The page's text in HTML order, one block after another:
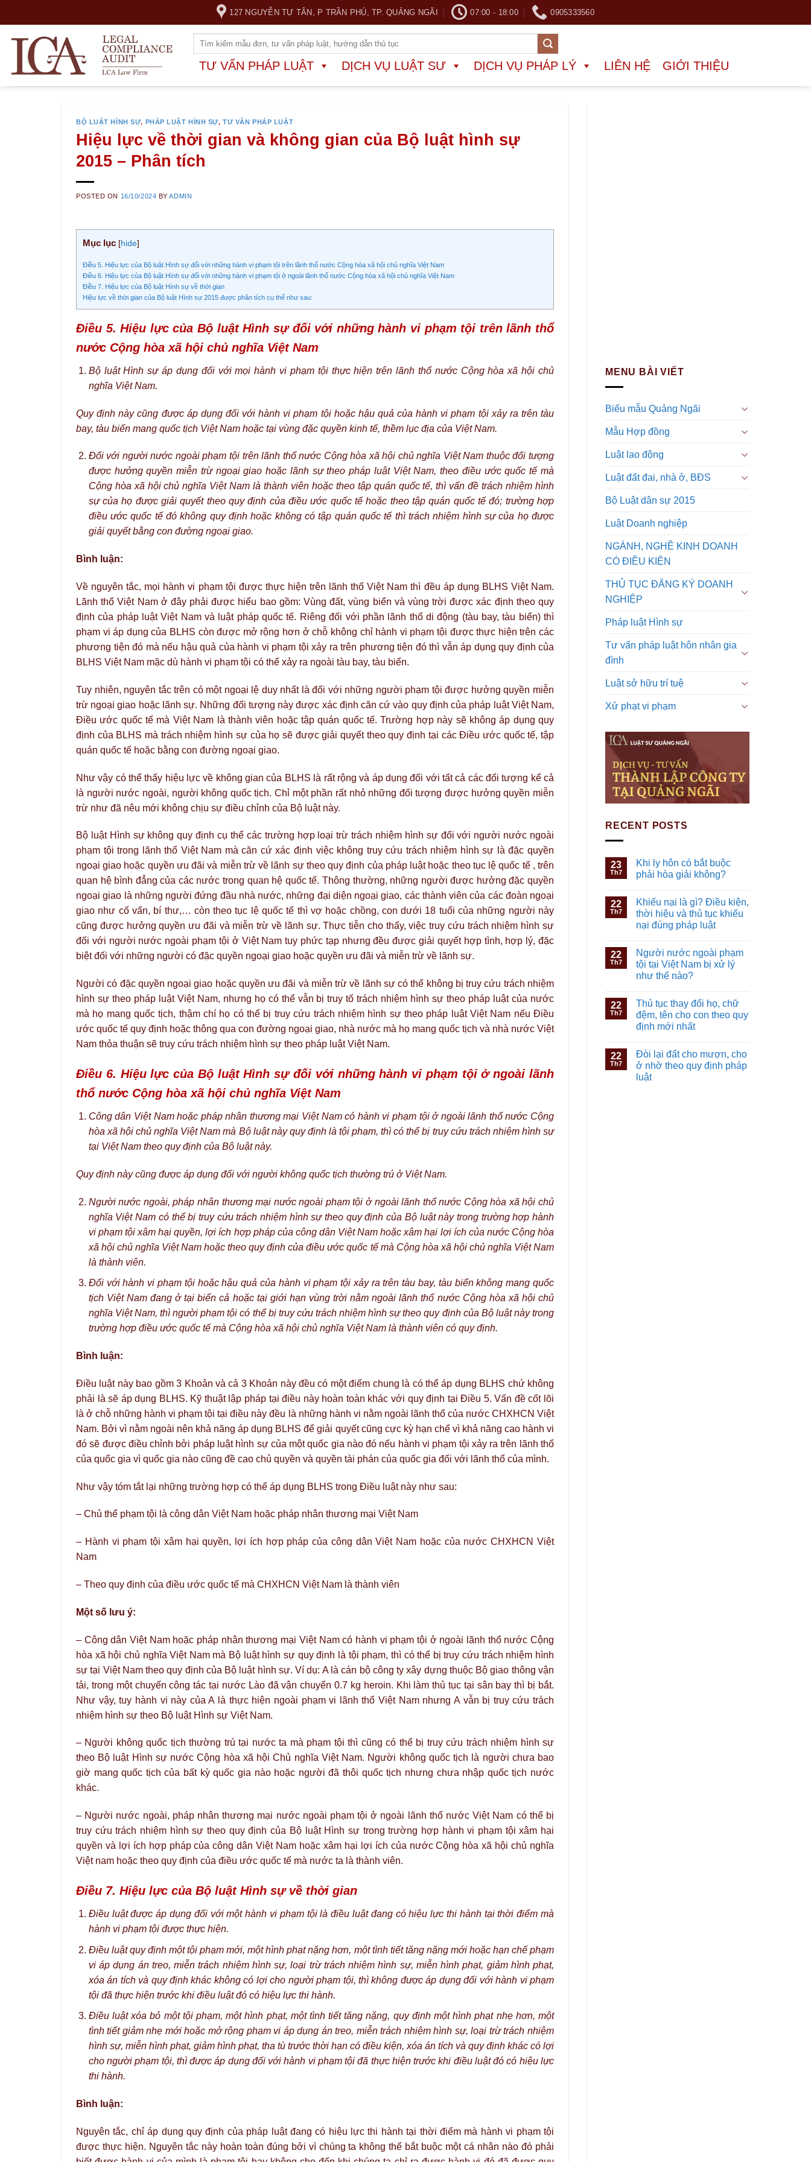
content
127 NGUYỄN TỰ TÂN, P TRẦN PHÚ, TP. QUẢNG NGÃI 07:00 - 18:00 0905333560
TƯ VẤN PHÁP LUẬT DỊCH VỤ LUẬT SƯ DỊCH VỤ PHÁP LÝ LIÊN HỆ GIỚI THIỆU
BỘ LUẬT HÌNH SỰ, PHÁP LUẬT HÌNH SỰ,TƯ VẤN PHÁP LUẬT
Hiệu lực về thời gian và không gian của Bộ luật hình sự
2015 – Phân tích
POSTED ON 16/10/2024 BYADMIN
Mục lục [hide]
Điều 5. Hiệu lực của Bộ luật Hình sự đối với những hành vi phạm tội trên lãnh thổ nước Cộng hòa xã hội chủ nghĩa Việt Nam
Điều 6. Hiệu lực của Bộ luật Hình sự đối với những hành vi phạm tội ở ngoài lãnh thổ nước Cộng hòa xã hội chủ nghĩa Việt Nam
Điều 7. Hiệu lực của Bộ luật Hình sự về thời gian
Hiệu lực về thời gian của Bộ luật Hình sự 2015 được phân tích cụ thể như sau:
Điều 5. Hiệu lực của Bộ luật Hình sự đối với những hành vi phạm tội trên lãnh thổ
nước Cộng hòa xã hội chủ nghĩa Việt Nam
Bộ luật Hình sự áp dụng đối với mọi hành vi phạm tội thực hiện trên lãnh thổ nước Cộng hòa xã hội chủ
nghĩa Việt Nam.
Quy định này cũng được áp dụng đối với hành vi phạm tội hoặc hậu quả của hành vi phạm tội xảy ra trên tàu
bay, tàu biển mang quốc tịch Việt Nam hoặc tại vùng đặc quyền kinh tế, thềm lục địa của Việt Nam.
Đối với người nước ngoài phạm tội trên lãnh thổ nước Cộng hòa xã hội chủ nghĩa Việt Nam thuộc đối tượng
được hưởng quyền miễn trừ ngoại giao hoặc lãnh sự theo pháp luật Việt Nam, theo điều ước quốc tế mà
Cộng hòa xã hội chủ nghĩa Việt Nam là thành viên hoặc theo tập quán quốc tế, thì vấn đề trách nhiệm hình
sự của họ được giải quyết theo quy định của điều ước quốc tế hoặc theo tập quán quốc tế đó; trường hợp
điều ước quốc tế đó không quy định hoặc không có tập quán quốc tế thì trách nhiệm hình sự của họ được
giải quyết bằng con đường ngoại giao.
Bình luận:
Về nguyên tắc, mọi hành vi phạm tội được thực hiện trên lãnh thổ Việt Nam thì đều áp dụng BLHS Việt Nam.
Lãnh thổ Việt Nam ở đây phải được hiểu bao gồm: Vùng đất, vùng biển và vùng trời được xác định theo quy
định của pháp luật Việt Nam và luật pháp quốc tế. Riêng đối với phần lãnh thổ di động (tàu bay, tàu biển) thì
phạm vi áp dụng của BLHS còn được mở rộng hơn ở chỗ không chỉ hành vi phạm tội được thực hiện trên các
phương tiện đó mà nếu hậu quả của hành vi phạm tội xảy ra trên phương tiện đó thì vẫn áp dụng quy định của
BLHS Việt Nam mặc dù hành vi phạm tội có thể xảy ra ngoài tàu bay, tàu biển.
Tuy nhiên, nguyên tắc trên có một ngoại lệ duy nhất là đối với những người phạm tội được hưởng quyền miễn
trừ ngoại giao hoặc lãnh sự. Những đối tượng này được xác định căn cứ vào quy định của pháp luật Việt Nam,
Điều ước quốc tế mà Việt Nam là thành viên hoặc tập quán quốc tế. Trường hợp này sẽ không áp dụng quy
định của BLHS mà trách nhiệm hình sự của họ sẽ được giải quyết theo quy định tại các Điều ước quốc tế, tập
quán quốc tế hoặc bằng con đường ngoại giao.
Như vậy có thể thấy hiệu lực về không gian của BLHS là rất rộng và áp dụng đối với tất cả các đối tượng kể cả
là người nước ngoài, người không quốc tịch. Chỉ một phần rất nhỏ những đối tượng được hưởng quyền miễn
trừ như đã nêu mới không chịu sự điều chỉnh của Bộ luật này.
Bộ luật Hình sự không quy định cụ thể các trường hợp loại trừ trách nhiệm hình sự đối với người nước ngoài
phạm tội trong lãnh thổ Việt Nam mà căn cứ xác định việc không truy cứu trách nhiệm hình sự là đặc quyền
ngoại giao hoặc quyền ưu đãi và miễn trừ về lãnh sự theo quy định của pháp luật hoặc theo tục lệ quốc tế , trên
quan hệ bình đẳng của các nước trong quan hệ quốc tế. Thông thường, những người được hưởng đặc quyền
ngoại giao là những người đứng đầu nhà nước, những đại diện ngoại giao, các thành viên của các đoàn ngoại
giao như cố vấn, bí thư,… còn theo tục lệ quốc tế thì vợ hoặc chồng, con dưới 18 tuổi của những người này
cũng được hưởng quyền ưu đãi và miễn trừ về lãnh sự. Thực tiễn cho thấy, việc truy cứu trách nhiệm hình sự
đối với người nước ngoài phạm tội ở Việt Nam tuy phức tạp nhưng đều được giải quyết hợp tình, hợp lý, đặc
biệt đối với những người có đặc quyền ngoại giao hoặc quyền ưu đãi và miễn trừ về lãnh sự.
Người có đặc quyền ngoại giao hoặc quyền ưu đãi và miễn trừ về lãnh sự có thể không bị truy cứu trách nhiệm
hình sự theo pháp luật Việt Nam, nhưng họ có thể vẫn bị truy tố trách nhiệm hình sự theo pháp luật của nước
mà họ mang quốc tịch, thậm chí họ có thể bị truy cứu trách nhiệm hình sự theo pháp luật Việt Nam nếu Điều
ước quốc tế quy định hoặc thông qua con đường ngoại giao, nhà nước mà họ mang quốc tịch và nhà nước Việt
Nam thỏa thuận sẽ truy cứu trách nhiệm hình sự theo pháp luật Việt Nam.
Điều 6. Hiệu lực của Bộ luật Hình sự đối với những hành vi phạm tội ở ngoài lãnh
thổ nước Cộng hòa xã hội chủ nghĩa Việt Nam
Công dân Việt Nam hoặc pháp nhân thương mại Việt Nam có hành vi phạm tội ở ngoài lãnh thổ nước Cộng
hòa xã hội chủ nghĩa Việt Nam mà Bộ luật này quy định là tội phạm, thì có thể bị truy cứu trách nhiệm hình sự
tại Việt Nam theo quy định của Bộ luật này.
Quy định này cũng được áp dụng đối với người không quốc tịch thường trú ở Việt Nam.
Người nước ngoài, pháp nhân thương mại nước ngoài phạm tội ở ngoài lãnh thổ nước Cộng hòa xã hội chủ
nghĩa Việt Nam có thể bị truy cứu trách nhiệm hình sự theo quy định của Bộ luật này trong trường hợp hành
vi phạm tội xâm hại quyền, lợi ích hợp pháp của công dân Việt Nam hoặc xâm hại lợi ích của nước Cộng hòa
xã hội chủ nghĩa Việt Nam hoặc theo quy định của điều ước quốc tế mà Cộng hòa xã hội chủ nghĩa Việt Nam
là thành viên.
Đối với hành vi phạm tội hoặc hậu quả của hành vi phạm tội xảy ra trên tàu bay, tàu biển không mang quốc
tịch Việt Nam đang ở tại biển cả hoặc tại giới hạn vùng trời nằm ngoài lãnh thổ nước Cộng hòa xã hội chủ
nghĩa Việt Nam, thì người phạm tội có thể bị truy cứu trách nhiệm hình sự theo quy định của Bộ luật này trong
trường hợp điều ước quốc tế mà Cộng hòa xã hội chủ nghĩa Việt Nam là thành viên có quy định.
Bình luận:
Điều luật này bao gồm 3 Khoản và cả 3 Khoản này đều có một điểm chung là có thể áp dụng BLHS chứ không
phải là sẽ áp dụng BLHS. Kỹ thuật lập pháp tại điều này hoàn toàn khác với quy định tại Điều 5. Vấn đề cốt lõi
là ở chỗ những hành vi phạm tội tại điều này đều là những hành vi nằm ngoài lãnh thổ của nước CHXHCN Việt
Nam. Bởi vì nằm ngoài nên khả năng áp dụng BLHS để giải quyết cũng cực kỳ hạn chế vì khả năng cao hành vi
đó sẽ được điều chỉnh bởi pháp luật hình sự của một quốc gia nào đó nếu hành vi phạm tội xảy ra trên lãnh thổ
của quốc gia vì quốc gia nào cũng đề cao chủ quyền và quyền tài phán của quốc gia đối với lãnh thổ của mình.
Như vậy tóm tắt lại những trường hợp có thể áp dụng BLHS trong Điều luật này như sau:
– Chủ thể phạm tội là công dân Việt Nam hoặc pháp nhân thương mại Việt Nam
– Hành vi phạm tội xâm hại quyền, lợi ích hợp pháp của công dân Việt Nam hoặc của nước CHXHCN Việt
Nam
– Theo quy định của điều ước quốc tế mà CHXHCN Việt Nam là thành viên
Một số lưu ý:
– Công dân Việt Nam hoặc pháp nhân thương mại Việt Nam có hành vi phạm tội ở ngoài lãnh thổ nước Cộng
hòa xã hội chủ nghĩa Việt Nam mà Bộ luật hình sự quy định là tội phạm, thì có thể bị truy cứu trách nhiệm hình
sự tại Việt Nam theo quy định của Bộ luật hình sự. Ví dụ: A là cán bộ công ty xây dựng thuộc Bộ giao thông vận
tải, trong một chuyến công tác tại nước Lào đã vận chuyển 0.7 kg heroin. Khi làm thủ tục tại sân bay thì bị bắt.
Như vậy, tuy hành vi này của A là thực hiện ngoài phạm vi lãnh thổ Việt Nam nhưng A vẫn bị truy cứu trách
nhiệm hình sự theo Bộ luật Hình sự Việt Nam.
– Người không quốc tịch thường trú tại nước ta mà phạm tội thì cũng có thể bị truy cứu trách nhiệm hình sự
theo Bộ luật Hình sự nước Cộng hòa xã hội Chủ nghĩa Việt Nam. Người không quốc tịch là người chưa bao
giờ mang quốc tịch của bất kỳ quốc gia nào hoặc người đã thôi quốc tịch nhưng chưa nhập quốc tịch nước
khác.
– Người nước ngoài, pháp nhân thương mại nước ngoài phạm tội ở ngoài lãnh thổ nước Việt Nam có thể bị
truy cứu trách nhiệm hình sự theo quy định của Bộ luật Hình sự trong trường hợp hành vi phạm tội xâm hại
quyền và lợi ích hợp pháp của công dân Việt Nam hoặc xâm hại lợi ích của nước Cộng hòa xã hội chủ nghĩa
Việt nam hoặc theo quy định của điều ước quốc tế mà nước ta là thành viên.
Điều 7. Hiệu lực của Bộ luật Hình sự về thời gian
Điều luật được áp dụng đối với một hành vi phạm tội là điều luật đang có hiệu lực thi hành tại thời điểm mà
hành vi phạm tội được thực hiện.
Điều luật quy định một tội phạm mới, một hình phạt nặng hơn, một tình tiết tăng nặng mới hoặc hạn chế phạm
vi áp dụng án treo, miễn trách nhiệm hình sự, loại trừ trách nhiệm hình sự, miễn hình phạt, giảm hình phạt,
xóa án tích và quy định khác không có lợi cho người phạm tội, thì không được áp dụng đối với hành vi phạm
tội đã thực hiện trước khi điều luật đó có hiệu lực thi hành.
Điều luật xóa bỏ một tội phạm, một hình phạt, một tình tiết tăng nặng, quy định một hình phạt nhẹ hơn, một
tình tiết giảm nhẹ mới hoặc mở rộng phạm vi áp dụng án treo, miễn trách nhiệm hình sự, loại trừ trách nhiệm
hình sự, miễn hình phạt, giảm hình phạt, tha tù trước thời hạn có điều kiện, xóa án tích và quy định khác có lợi
cho người phạm tội, thì được áp dụng đối với hành vi phạm tội đã thực hiện trước khi điều luật đó có hiệu lực
thi hành.
Bình luận:
Nguyên tắc, chỉ áp dụng quy định của pháp luật đang có hiệu lực thi hành tại thời điểm mà hành vi phạm tội
được thực hiện. Nguyên tắc này hoàn toàn đúng bởi vì chúng ta không thể bắt buộc một cá nhân nào đó phải
MENU BÀI VIẾT
Biểu mẫu Quảng Ngãi
Mẫu Hợp đồng
Luật lao động
Luật đất đai, nhà ở, BĐS
Bộ Luật dân sự 2015
Luật Doanh nghiệp
NGÀNH, NGHỀ KINH DOANH
CÓ ĐIỀU KIỆN
THỦ TỤC ĐĂNG KÝ DOANH
NGHIỆP
Pháp luật Hình sự
Tư vấn pháp luật hôn nhân gia
đình
Luật sở hữu trí tuệ
Xử phạt vi phạm
RECENT POSTS
23
Th7
Khi ly hôn có bắt buộc
phải hòa giải không?
22
Th7
Khiếu nại là gì? Điều kiện,
thời hiệu và thủ tục khiếu
nại đúng pháp luật
22
Th7
Người nước ngoài phạm
tội tại Việt Nam bị xử lý
như thế nào?
22
Th7
Thủ tục thay đổi họ, chữ
đệm, tên cho con theo quy
định mới nhất
22
Th7
Đòi lại đất cho mượn, cho
ở nhờ theo quy định pháp
luật